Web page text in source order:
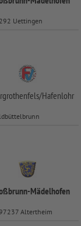
Uettingen
Hafenlohr
Mädelhofen
Altertheim